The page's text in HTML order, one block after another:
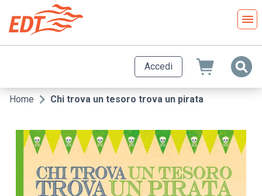
contenuto
principale
Accedi
Briciole
pane
Home Chi trova un tesoro trova un pirata